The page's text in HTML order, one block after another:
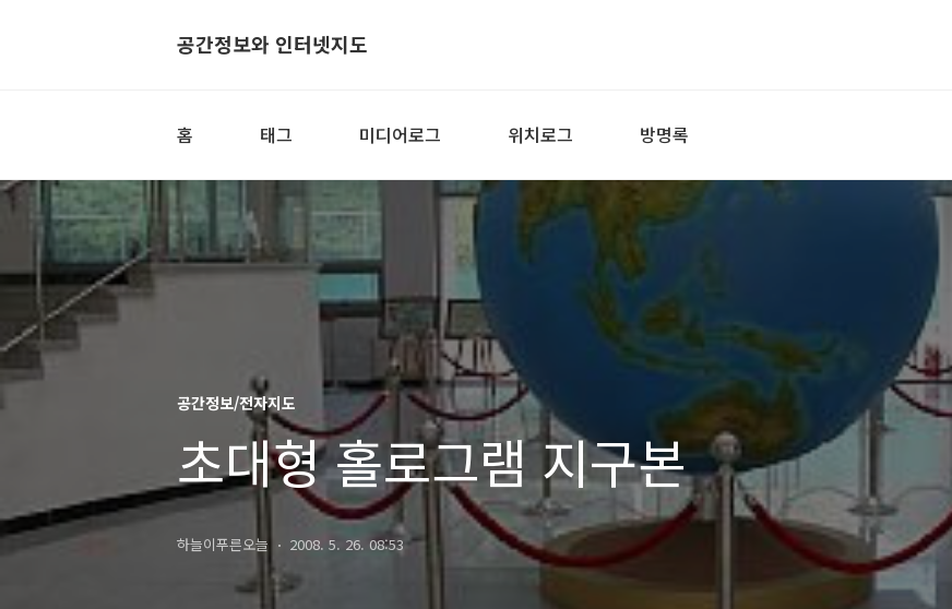
공간정보와 인터넷지도
홈 태그 미디어로그 위치로그 방명록
공간정보/전자지도
초대형 홀로그램 지구본
하늘이푸른오늘 2008. 5. 26. 08:53